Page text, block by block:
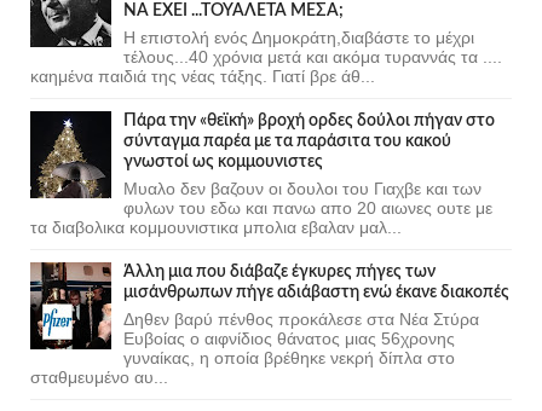
ΝΑ ΕΧΕΙ ...ΤΟΥΑΛΕΤΑ ΜΕΣΑ;
Η επιστολή ενός Δημοκράτη,διαβάστε το μέχρι
τέλους...40 χρόνια μετά και ακόμα τυραννάς τα ....
καημένα παιδιά της νέας τάξης. Γιατί βρε άθ...
Πάρα την «θεϊκή» βροχή ορδες δούλοι πήγαν στο
σύνταγμα παρέα με τα παράσιτα του κακού
γνωστοί ως κομμουνιστες
Μυαλο δεν βαζουν οι δουλοι του Γιαχβε και των
φυλων του εδω και πανω απο 20 αιωνες ουτε με
τα διαβολικα κομμουνιστικα μπολια εβαλαν μαλ...
Άλλη μια που διάβαζε έγκυρες πήγες των
μισάνθρωπων πήγε αδιάβαστη ενώ έκανε διακοπές
Δηθεν βαρύ πένθος προκάλεσε στα Νέα Στύρα
Ευβοίας ο αιφνίδιος θάνατος μιας 56χρονης
γυναίκας, η οποία βρέθηκε νεκρή δίπλα στο
σταθμευμένο αυ...